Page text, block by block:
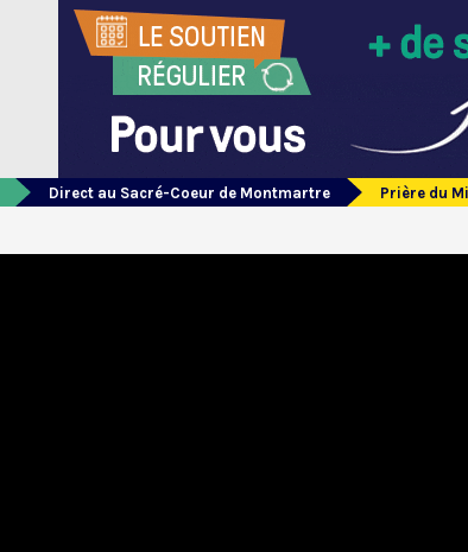
Direct au Sacré-Coeur de Montmartre Prière du